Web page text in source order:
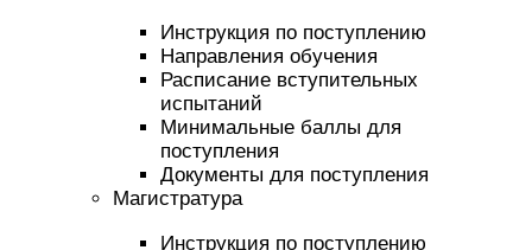
Инструкция по поступлению
Направления обучения
Расписание вступительных
испытаний
Минимальные баллы для
поступления
Документы для поступления
Магистратура
Инструкция по поступлению